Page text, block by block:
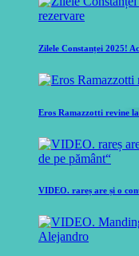
Zilele Constanței 2025!
Eros Ramazzotti revine
VIDEO. rareș are și o